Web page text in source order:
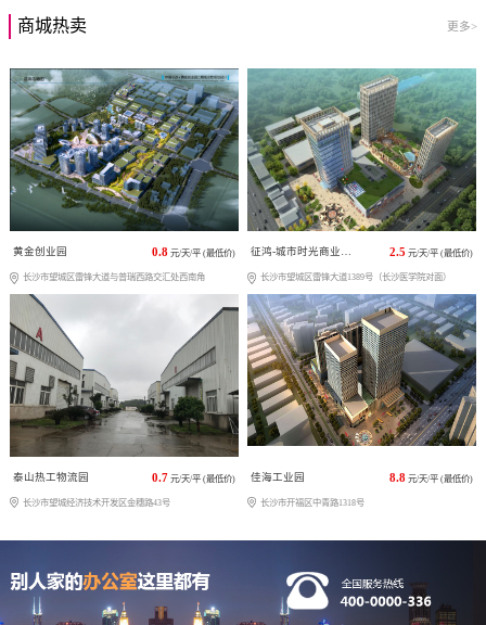
商城热卖 更多>
黄金创业园 0.8 元/天/平 (最低价)
长沙市望城区雷锋大道与普瑞西路交汇处西南角
征鸿-城市时光商业广场 2.5 元/天/平 (最低价)
长沙市望城区雷锋大道1389号（长沙医学院对面）
泰山热工物流园 0.7 元/天/平 (最低价)
长沙市望城经济技术开发区金穗路43号
佳海工业园 8.8 元/天/平 (最低价)
长沙市开福区中青路1318号